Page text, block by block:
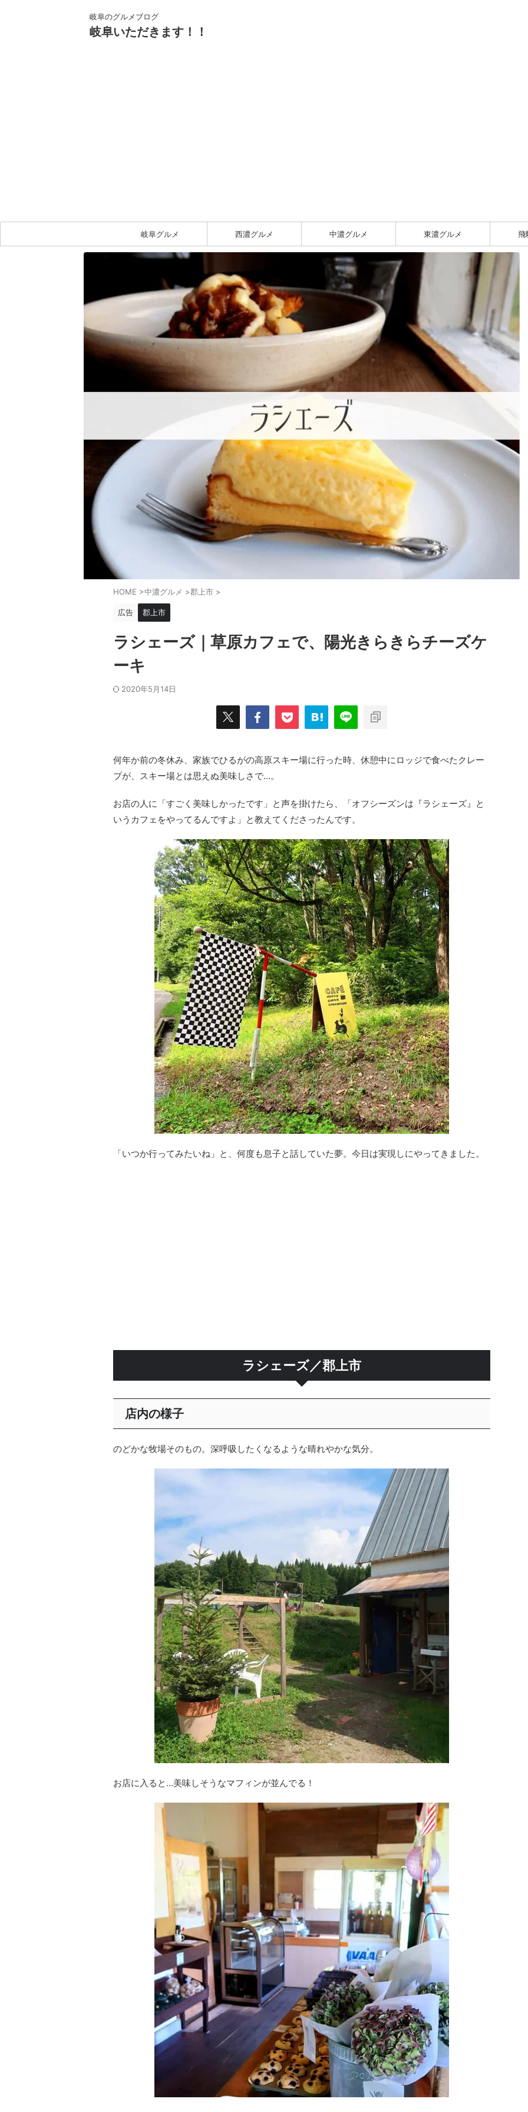
岐阜のグルメブログ
岐阜いただきます！！
岐阜グルメ 西濃グルメ 中濃グルメ 東濃グルメ 飛
HOME >中濃グルメ >郡上市 >
広告 郡上市
ラシェーズ｜草原カフェで、陽光きらきらチーズケ
ーキ
2020年5月14日
何年か前の冬休み、家族でひるがの高原スキー場に行った時、休憩中にロッジで食べたクレー
プが、スキー場とは思えぬ美味しさで…。
お店の人に「すごく美味しかったです」と声を掛けたら、「オフシーズンは『ラシェーズ』と
いうカフェをやってるんですよ」と教えてくださったんです。
「いつか行ってみたいね」と、何度も息子と話していた夢。今日は実現しにやってきました。
ラシェーズ／郡上市
店内の様子
のどかな牧場そのもの。深呼吸したくなるような晴れやかな気分。
お店に入ると…美味しそうなマフィンが並んでる！